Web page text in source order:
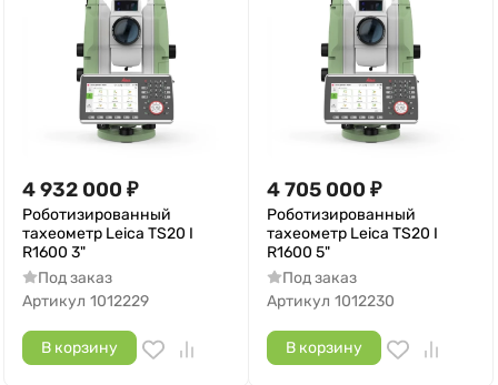
4 932 000 ₽
Роботизированный
тахеометр Leica TS20 I
R1600 3"
Под заказ
Артикул 1012229
В корзину
4 705 000 ₽
Роботизированный
тахеометр Leica TS20 I
R1600 5"
Под заказ
Артикул 1012230
В корзину